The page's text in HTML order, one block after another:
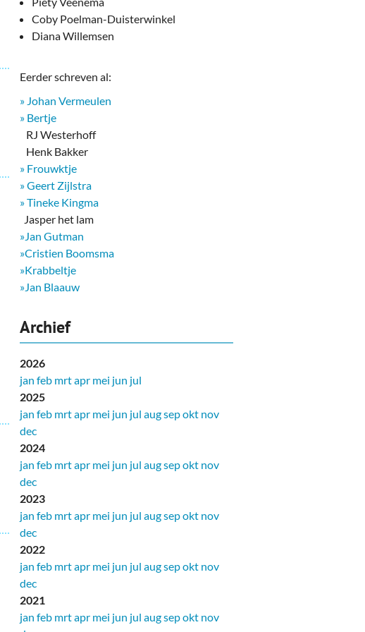
Coby Poelman-Duisterwinkel
Diana Willemsen
Eerder schreven al:
» Johan Vermeulen
» Bertje
RJ Westerhoff
Henk Bakker
» Frouwktje
» Geert Zijlstra
» Tineke Kingma
​ Jasper het lam
»Jan Gutman
»Cristien Boomsma
»Krabbeltje
»Jan Blaauw
Archief
2026
jan feb mrtapr mei jun jul
2025
jan feb mrtapr mei jun jul augsepokt nov
dec
2024
jan feb mrtapr mei jun jul augsepokt nov
dec
2023
jan feb mrtapr mei jun jul augsepokt nov
dec
2022
jan feb mrtapr mei jun jul augsepokt nov
dec
2021
jan feb mrtapr mei jun jul augsepokt nov